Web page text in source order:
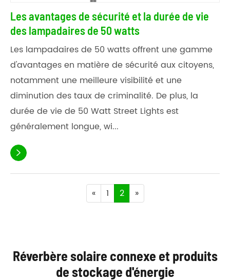
Les avantages de sécurité et la durée de vie
des lampadaires de 50 watts
Les lampadaires de 50 watts offrent une gamme
d'avantages en matière de sécurité aux citoyens,
notamment une meilleure visibilité et une
diminution des taux de criminalité. De plus, la
durée de vie de 50 Watt Street Lights est
généralement longue, wi...

« 1 2 »
Réverbère solaire connexe et produits
de stockage d'énergie